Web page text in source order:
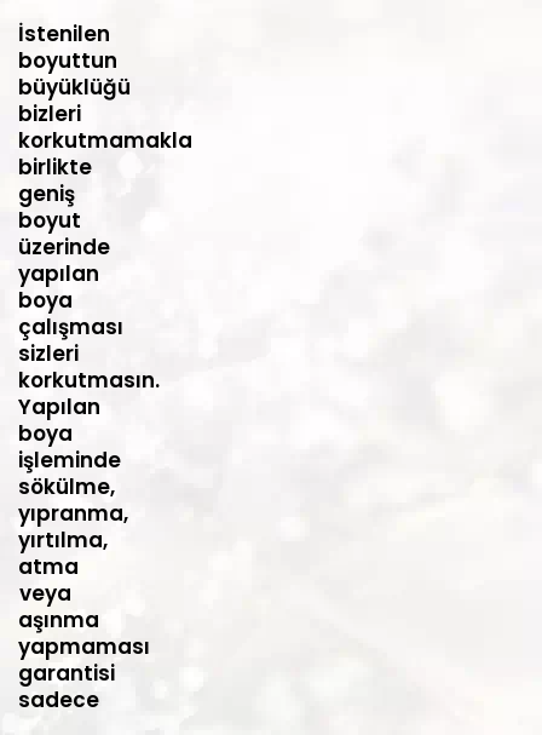
İstenilen
boyuttun
büyüklüğü
bizleri
korkutmamakla
birlikte
geniş
boyut
üzerinde
yapılan
boya
çalışması
sizleri
korkutmasın.
Yapılan
boya
işleminde
sökülme,
yıpranma,
yırtılma,
atma
veya
aşınma
yapmaması
garantisi
sadece